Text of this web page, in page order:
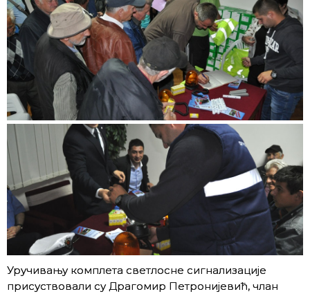
Уручивању комплета светлосне сигнализације
присуствовали су Драгомир Петронијевић, члан